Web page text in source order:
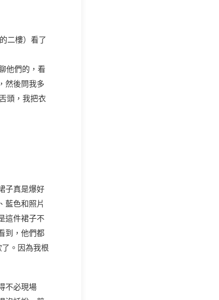
二樓）看了
他們的，看
然後問我多
頭，我把衣
子真是爆好
藍色和照片
這件裙子不
到，他們都
。因為我根
不必現場